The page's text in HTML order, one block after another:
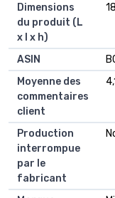
Dimensions
du produit (L
x l x h)
ASIN
Moyenne des
commentaires
client
Production
interrompue
par le
fabricant